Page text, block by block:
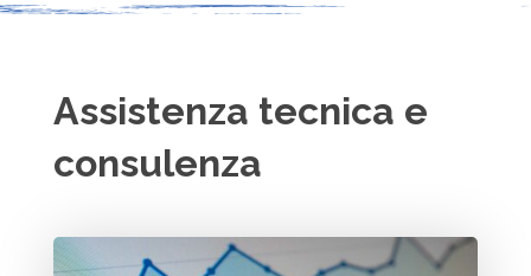
Assistenza tecnica e
consulenza